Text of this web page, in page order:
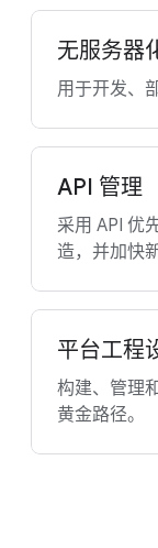
无服务器
用于开发、
API 管理
采用 API 优
造，并加快
平台工程
构建、管理
黄金路径。